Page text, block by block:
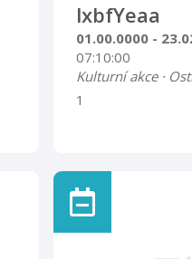
lxbfYeaa
01.00.0000 -
07:10:00
Kulturní akce ·
1